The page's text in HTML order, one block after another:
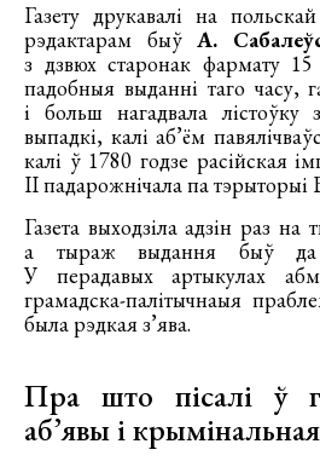
Газету друкавалі на
рэдактарам быўА.
з дзвюх старонак фармату
падобныя выданні таго часу,
і больш нагадвала
выпадкі, калі аб’ём
калі ў 1780 годзе расійская
ІІ падарожнічала па тэрыторыі
Газета выходзіла адзін раз на
а тыраж выдання быў да
У перадавых артыкулах
грамадска-палітычнаыя
была рэдкая з’ява.
Пра што пісалі ў
аб’явы і